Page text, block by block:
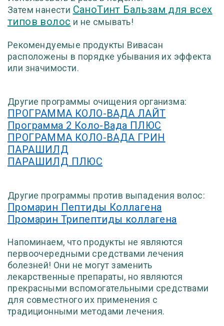
Затем нанести СаноТинт Бальзам для всех
типов волос и не смывать!
Рекомендуемые продукты Вивасан
расположены в порядке убывания их эффекта
или значимости.
Другие программы очищения организма:
ПРОГРАММА КОЛО-ВАДА ЛАЙТ
Программа 2 Коло-Вада ПЛЮС
ПРОГРАММА КОЛО-ВАДА ГРИН
ПАРАШИЛД
ПАРАШИЛД ПЛЮС
Другие программы против выпадения волос:
Промарин Пептиды Коллагена
Промарин Трипептиды коллагена
Напоминаем, что продукты не являются
первоочередными средствами лечения
болезней! Они не могут заменить
лекарственные препараты, но являются
прекрасными вспомогательными средствами
для совместного их применения с
традиционными методами лечения.